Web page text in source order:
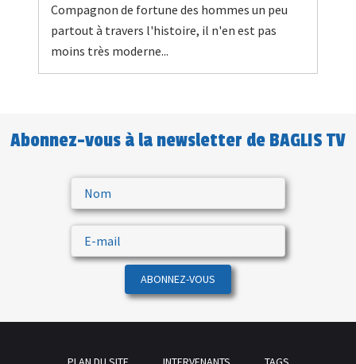
Compagnon de fortune des hommes un peu
partout à travers l'histoire, il n'en est pas
moins très moderne...
Abonnez-vous à la newsletter de BAGLIS TV
ABONNEZ-VOUS